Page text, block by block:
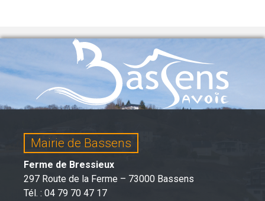
Mairie de Bassens
Ferme de Bressieux
297 Route de la Ferme – 73000 Bassens
Tél. : 04 79 70 47 17